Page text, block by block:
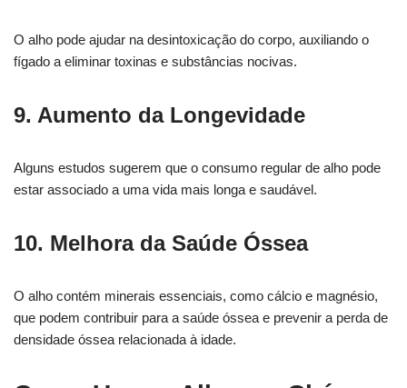
O alho pode ajudar na desintoxicação do corpo, auxiliando o
fígado a eliminar toxinas e substâncias nocivas.
9. Aumento da Longevidade
Alguns estudos sugerem que o consumo regular de alho pode
estar associado a uma vida mais longa e saudável.
10. Melhora da Saúde Óssea
O alho contém minerais essenciais, como cálcio e magnésio,
que podem contribuir para a saúde óssea e prevenir a perda de
densidade óssea relacionada à idade.